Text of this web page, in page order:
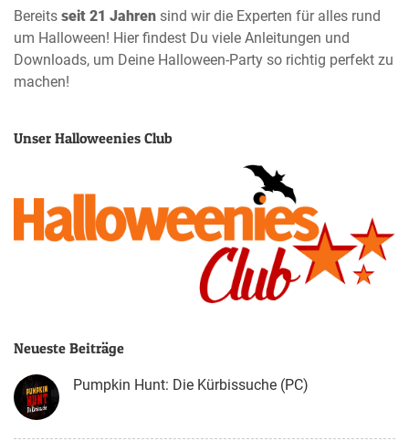
Bereits seit 21 Jahren sind wir die Experten für alles rund
um Halloween! Hier findest Du viele Anleitungen und
Downloads, um Deine Halloween-Party so richtig perfekt zu
machen!
Unser Halloweenies Club
Neueste Beiträge
Pumpkin Hunt: Die Kürbissuche (PC)